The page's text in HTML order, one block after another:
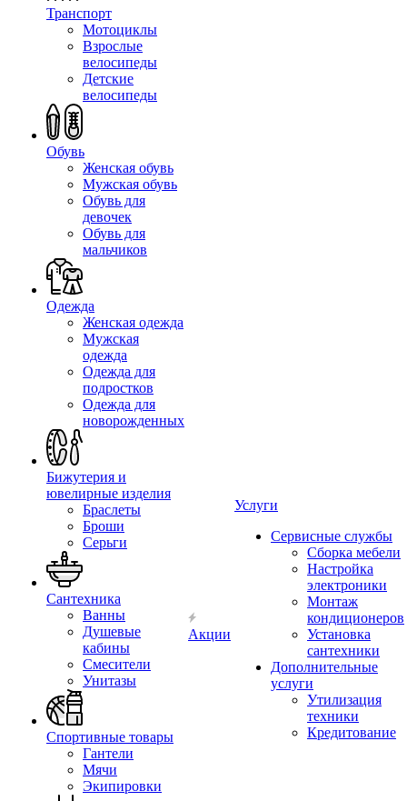
Транспорт
Мотоциклы
Взрослые
велосипеды
Детские
велосипеды
Обувь
Женская обувь
Мужская обувь
Обувь для
девочек
Обувь для
мальчиков
Одежда
Женская одежда
Мужская
одежда
Одежда для
подростков
Одежда для
новорожденных
Бижутерия и
ювелирные изделия
Браслеты
Броши
Серьги
Сантехника
Ванны
Душевые
кабины
Смесители
Унитазы
Спортивные товары
Гантели
Мячи
Экипировки
Акции
Услуги
Сервисные службы
Сборка мебели
Настройка
электроники
Монтаж
кондиционеров
Установка
сантехники
Дополнительные
услуги
Утилизация
техники
Кредитование